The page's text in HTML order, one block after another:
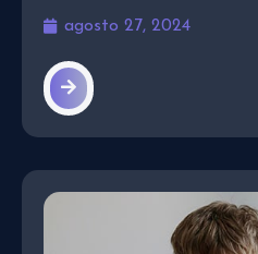
agosto 27, 2024